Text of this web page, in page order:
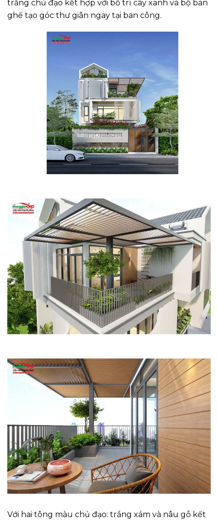
trắng chủ đạo kết hợp với bố trí cây xanh và bộ bàn
ghế tạo góc thư giãn ngay tại ban công.
Với hai tông màu chủ đạo: trắng xám và nâu gỗ kết